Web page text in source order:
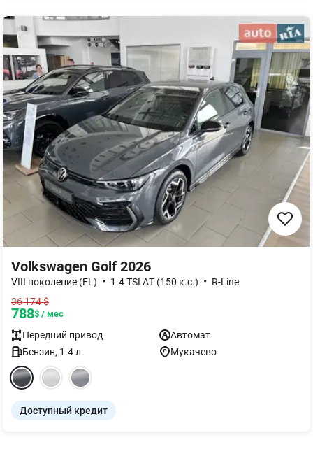
Volkswagen Golf 2026
VIII поколение (FL) • 1.4 TSI AТ (150 к.с.) • R-Line
36 174$
788$ / мес
Передний привод
Автомат
Бензин, 1.4л Мукачево
Доступный кредит